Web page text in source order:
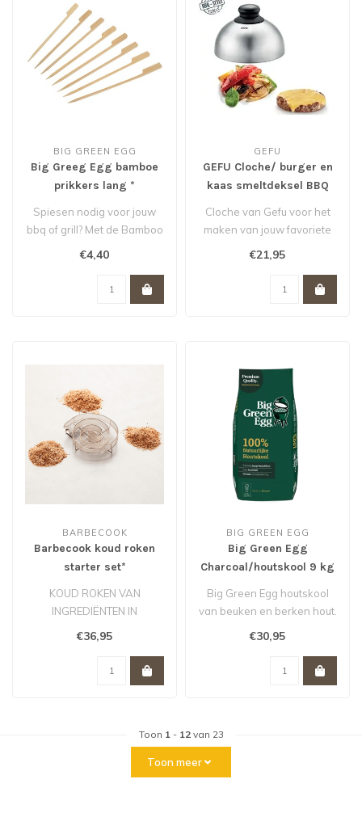
BIG GREEN EGG
Big Greeg Egg bamboe
prikkers lang *
Spiesen nodig voor jouw
bbq of grill? Met de Bamboo
Skewers van Big Green Egg
€4,40
GEFU
GEFU Cloche/ burger en
kaas smeltdeksel BBQ
Cloche van Gefu voor het
maken van jouw favoriete
(cheese)burger. Ook te
€21,95
BARBECOOK
Barbecook koud roken
starter set*
KOUD ROKEN VAN
INGREDIËNTEN IN
€36,95
BIG GREEN EGG
Big Green Egg
Charcoal/houtskool 9 kg
Big Green Egg houtskool
van beuken en berken hout.
€30,95
Toon 1 - 12van 23
Toon meer